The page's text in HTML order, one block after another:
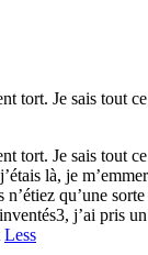
tort. Je sais tout
tort. Je sais tout
là, je
qu’une
j’ai pris
Less